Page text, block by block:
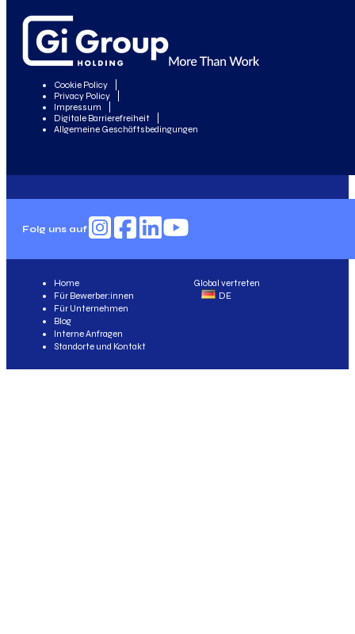
Cookie Policy
Privacy Policy
Impressum
Digitale Barrierefreiheit
Allgemeine Geschäftsbedingungen
Folg uns auf
Global vertreten
DE
Home
Für Bewerber:innen
Für Unternehmen
Blog
Interne Anfragen
Standorte und Kontakt